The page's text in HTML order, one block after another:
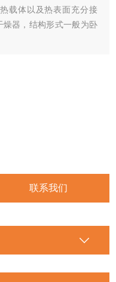
载体以及热表面充分接
器，结构形式一般为卧
联系我们